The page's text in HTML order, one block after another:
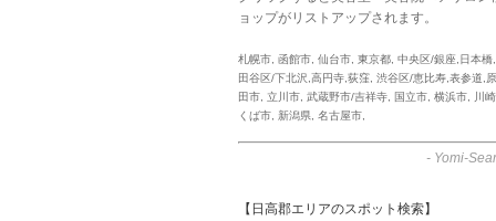
ョップがリストアップされます。
札幌市 函館市 仙台市 東京都 中央区/銀座,日本橋
田谷区/下北沢,高円寺,荻窪 渋谷区/恵比寿,表参道,
田市
立川市 武蔵野市/吉祥寺 国立市 横浜市
川
くば市 新潟県 名古屋市
- Yomi-
【日高郡エリアのスポット検索】